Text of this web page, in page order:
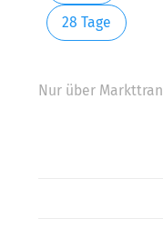
28 Tage
Nur über